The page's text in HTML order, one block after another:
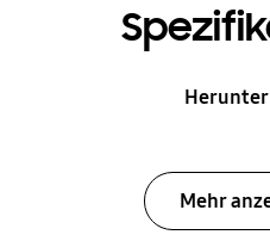
Mehr